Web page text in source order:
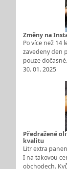
Změny na
Po více než 14
zavedeny den
pouze
30. 01. 2025
Předražené
kvalitu
Litr extra
I na takovou
obchodech.